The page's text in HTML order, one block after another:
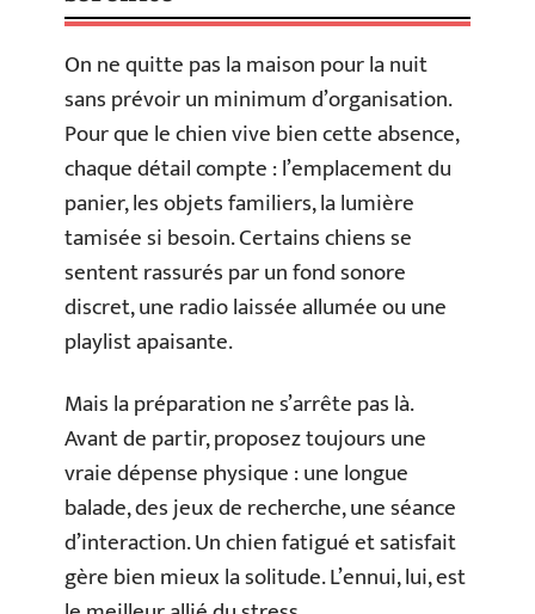
On ne quitte pas la maison pour la nuit
sans prévoir un minimum d’organisation.
Pour que le chien vive bien cette absence,
chaque détail compte : l’emplacement du
panier, les objets familiers, la lumière
tamisée si besoin. Certains chiens se
sentent rassurés par un fond sonore
discret, une radio laissée allumée ou une
playlist apaisante.
Mais la préparation ne s’arrête pas là.
Avant de partir, proposez toujours une
vraie dépense physique : une longue
balade, des jeux de recherche, une séance
d’interaction. Un chien fatigué et satisfait
gère bien mieux la solitude. L’ennui, lui, est